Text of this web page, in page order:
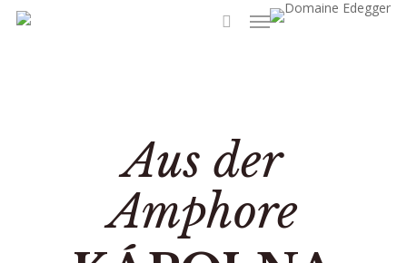
Skip
Menu
Aus der
Amphore